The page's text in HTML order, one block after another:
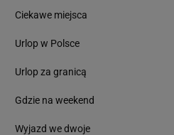
Ciekawe miejsca
Urlop w Polsce
Urlop za granicą
Gdzie na weekend
Wyjazd we dwoje